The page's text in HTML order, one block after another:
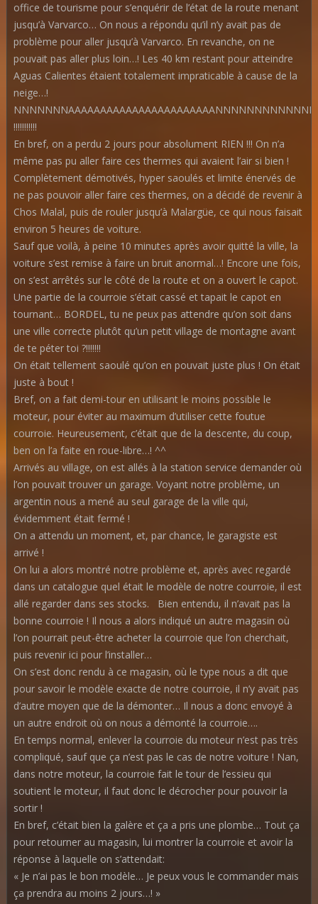
office de tourisme pour s’enquérir de l’état de la route menant
jusqu’à Varvarco… On nous a répondu qu’il n’y avait pas de
problème pour aller jusqu’à Varvarco. En revanche, on ne
pouvait pas aller plus loin…! Les 40 km restant pour atteindre
Aguas Calientes étaient totalement impraticable à cause de la
neige…!
!!!!!!!!!!!
En bref, on a perdu 2 jours pour absolument RIEN !!! On n’a
même pas pu aller faire ces thermes qui avaient l’air si bien !
Complètement démotivés, hyper saoulés et limite énervés de
ne pas pouvoir aller faire ces thermes, on a décidé de revenir à
Chos Malal, puis de rouler jusqu’à Malargüe, ce qui nous faisait
environ 5 heures de voiture.
Sauf que voilà, à peine 10 minutes après avoir quitté la ville, la
voiture s’est remise à faire un bruit anormal…! Encore une fois,
on s’est arrêtés sur le côté de la route et on a ouvert le capot.
Une partie de la courroie s’était cassé et tapait le capot en
tournant… BORDEL, tu ne peux pas attendre qu’on soit dans
une ville correcte plutôt qu’un petit village de montagne avant
de te péter toi ?!!!!!!!
On était tellement saoulé qu’on en pouvait juste plus ! On était
juste à bout !
Bref, on a fait demi-tour en utilisant le moins possible le
moteur, pour éviter au maximum d’utiliser cette foutue
courroie. Heureusement, c’était que de la descente, du coup,
ben on l’a faite en roue-libre…! ^^
Arrivés au village, on est allés à la station service demander où
l’on pouvait trouver un garage. Voyant notre problème, un
argentin nous a mené au seul garage de la ville qui,
évidemment était fermé !
On a attendu un moment, et, par chance, le garagiste est
arrivé !
On lui a alors montré notre problème et, après avec regardé
dans un catalogue quel était le modèle de notre courroie, il est
allé regarder dans ses stocks. Bien entendu, il n’avait pas la
bonne courroie ! Il nous a alors indiqué un autre magasin où
l’on pourrait peut-être acheter la courroie que l’on cherchait,
puis revenir ici pour l’installer…
On s’est donc rendu à ce magasin, où le type nous a dit que
pour savoir le modèle exacte de notre courroie, il n’y avait pas
d’autre moyen que de la démonter… Il nous a donc envoyé à
un autre endroit où on nous a démonté la courroie….
En temps normal, enlever la courroie du moteur n’est pas très
compliqué, sauf que ça n’est pas le cas de notre voiture ! Nan,
dans notre moteur, la courroie fait le tour de l’essieu qui
soutient le moteur, il faut donc le décrocher pour pouvoir la
sortir !
En bref, c’était bien la galère et ça a pris une plombe… Tout ça
pour retourner au magasin, lui montrer la courroie et avoir la
réponse à laquelle on s’attendait:
« Je n’ai pas le bon modèle… Je peux vous le commander mais
ça prendra au moins 2 jours…! »